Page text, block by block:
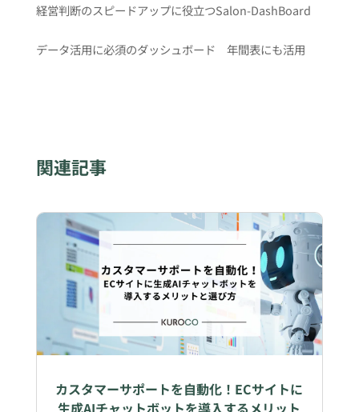
経営判断のスピードアップに役立つSalon-DashBoard
データ活用に必須のダッシュボード 年間表にも活用
関連記事
カスタマーサポートを自動化！ECサイトに